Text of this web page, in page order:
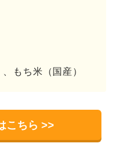
もち米（国産）
こちら >>